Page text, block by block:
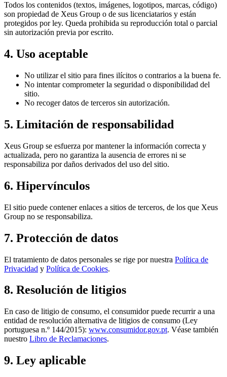
Todos los contenidos (textos, imágenes, logotipos, marcas, código)
son propiedad de Xeus Group o de sus licenciatarios y están
protegidos por ley. Queda prohibida su reproducción total o parcial
sin autorización previa por escrito.
4. Uso aceptable
No utilizar el sitio para fines ilícitos o contrarios a la buena fe.
No intentar comprometer la seguridad o disponibilidad del
sitio.
No recoger datos de terceros sin autorización.
5. Limitación de responsabilidad
Xeus Group se esfuerza por mantener la información correcta y
actualizada, pero no garantiza la ausencia de errores ni se
responsabiliza por daños derivados del uso del sitio.
6. Hipervínculos
El sitio puede contener enlaces a sitios de terceros, de los que Xeus
Group no se responsabiliza.
7. Protección de datos
El tratamiento de datos personales se rige por nuestra Política de
Privacidad y Política de Cookies.
8. Resolución de litigios
En caso de litigio de consumo, el consumidor puede recurrir a una
entidad de resolución alternativa de litigios de consumo (Ley
portuguesa n.º 144/2015): www.consumidor.gov.pt. Véase también
nuestro Libro de Reclamaciones.
9. Ley aplicable